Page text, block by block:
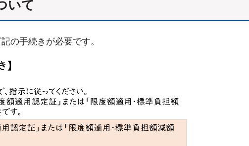
いて
の手続きが必要です。